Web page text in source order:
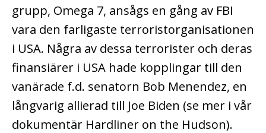
grupp, Omega 7, ansågs en gång av FBI
vara den farligaste terroristorganisationen
i USA. Några av dessa terrorister och deras
finansiärer i USA hade kopplingar till den
vanärade f.d. senatorn Bob Menendez, en
långvarig allierad till Joe Biden (se mer i vår
dokumentär Hardliner on the Hudson).